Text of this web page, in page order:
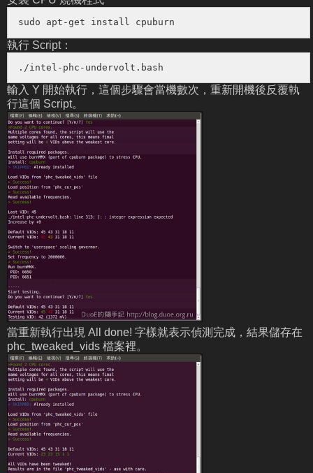
sudo apt-get install cpuburn
執行 Script：
./intel-phc-undervolt.bash
輸入 Y 開始執行，這個步驟會當機數次，重新開機後反覆執
行這個 Script。
當重新執行出現 All done! 字樣就表示偵測完成，結果儲存在
phc_tweaked_vids 檔案裡。